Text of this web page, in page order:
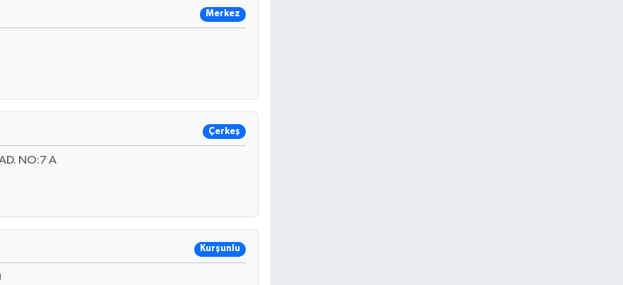
Merkez
Çerkeş
NO:7 A
Kurşunlu